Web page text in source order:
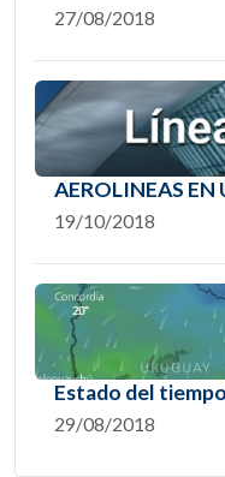
27/08/2018
AEROLINEAS EN
19/10/2018
Estado del
29/08/2018